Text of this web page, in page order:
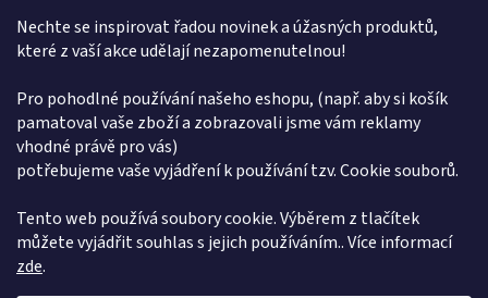
Nechte se inspirovat řadou novinek a úžasných produktů,
které z vaší akce udělají nezapomenutelnou!
Pro pohodlné používání našeho eshopu, (např. aby si košík
pamatoval vaše zboží a zobrazovali jsme vám reklamy
vhodné právě pro vás)
potřebujeme vaše vyjádření k používání tzv. Cookie souborů.
Tento web používá soubory cookie. Výběrem z tlačítek
můžete vyjádřit souhlas s jejich používáním.. Více informací
zde.
Sada pro sněhové princezny. Korunka je zdobena modrými
prvky a společně s hůlkou je dekorována blankytně modrým
Doplňkové parametry
Kategorie: Tématické produkty
EAN:
8590687160415